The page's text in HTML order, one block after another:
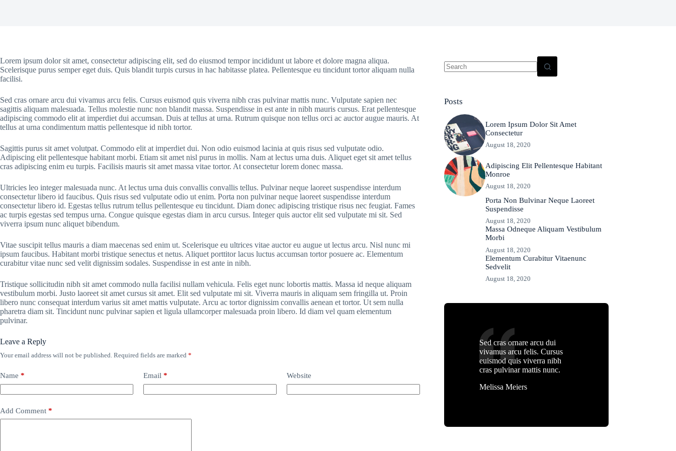
Lorem ipsum dolor sit amet, consectetur adipiscing elit, sed do eiusmod tempor incididunt ut labore et dolore magna aliqua.
Scelerisque purus semper eget duis. Quis blandit turpis cursus in hac habitasse platea. Pellentesque eu tincidunt tortor aliquam nulla
facilisi.
Sed cras ornare arcu dui vivamus arcu felis. Cursus euismod quis viverra nibh cras pulvinar mattis nunc. Vulputate sapien nec
sagittis aliquam malesuada. Tellus molestie nunc non blandit massa. Suspendisse in est ante in nibh mauris cursus. Erat pellentesque
adipiscing commodo elit at imperdiet dui accumsan. Duis at tellus at urna. Rutrum quisque non tellus orci ac auctor augue mauris. At
tellus at urna condimentum mattis pellentesque id nibh tortor.
Sagittis purus sit amet volutpat. Commodo elit at imperdiet dui. Non odio euismod lacinia at quis risus sed vulputate odio.
Adipiscing elit pellentesque habitant morbi. Etiam sit amet nisl purus in mollis. Nam at lectus urna duis. Aliquet eget sit amet tellus
cras adipiscing enim eu turpis. Facilisis mauris sit amet massa vitae tortor. At consectetur lorem donec massa.
Ultricies leo integer malesuada nunc. At lectus urna duis convallis convallis tellus. Pulvinar neque laoreet suspendisse interdum
consectetur libero id faucibus. Quis risus sed vulputate odio ut enim. Porta non pulvinar neque laoreet suspendisse interdum
consectetur libero id. Egestas tellus rutrum tellus pellentesque eu tincidunt. Diam donec adipiscing tristique risus nec feugiat. Fames
ac turpis egestas sed tempus urna. Congue quisque egestas diam in arcu cursus. Integer quis auctor elit sed vulputate mi sit. Sed
viverra ipsum nunc aliquet bibendum.
Vitae suscipit tellus mauris a diam maecenas sed enim ut. Scelerisque eu ultrices vitae auctor eu augue ut lectus arcu. Nisl nunc mi
ipsum faucibus. Habitant morbi tristique senectus et netus. Aliquet porttitor lacus luctus accumsan tortor posuere ac. Elementum
curabitur vitae nunc sed velit dignissim sodales. Suspendisse in est ante in nibh.
Tristique sollicitudin nibh sit amet commodo nulla facilisi nullam vehicula. Felis eget nunc lobortis mattis. Massa id neque aliquam
vestibulum morbi. Justo laoreet sit amet cursus sit amet. Elit sed vulputate mi sit. Viverra mauris in aliquam sem fringilla ut. Proin
libero nunc consequat interdum varius sit amet mattis vulputate. Arcu ac tortor dignissim convallis aenean et tortor. Ut sem nulla
pharetra diam sit. Tincidunt nunc pulvinar sapien et ligula ullamcorper malesuada proin libero. Id diam vel quam elementum
pulvinar.
Leave a Reply
Your email address will not be published. Required fields are marked *
Name * Email * Website
Add Comment *
Posts
Lorem Ipsum Dolor Sit Amet
Consectetur
August 18, 2020
Adipiscing Elit Pellentesque Habitant
Monroe
August 18, 2020
Porta Non Bulvinar Neque Laoreet
Suspendisse
August 18, 2020
Massa Odneque Aliquam Vestibulum
Morbi
August 18, 2020
Elementum Curabitur Vitaenunc
Sedvelit
August 18, 2020
Sed cras ornare arcu dui
vivamus arcu felis. Cursus
euismod quis viverra nibh
cras pulvinar mattis nunc.
Melissa Meiers